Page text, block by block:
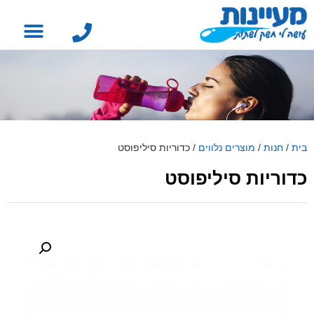
בית / חנות / מוצרים נלווים / כדוריות סיליפוסט
כדוריות סיליפוסט